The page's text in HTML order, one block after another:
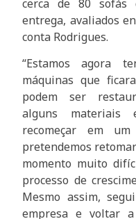
cerca de 80 sofás
entrega, avaliados
conta Rodrigues.
“Estamos agora
máquinas que
podem ser
alguns materiais
recomeçar em
pretendemos
momento muito
processo de
Mesmo assim,
empresa e voltar